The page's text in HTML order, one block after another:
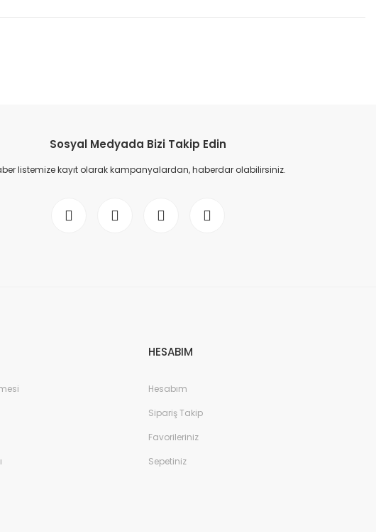
Sosyal Medyada Bizi Takip Edin
listemize kayıt olarak kampanyalardan, haberdar olabilirsiniz.
HESABIM
Hesabım
Sipariş Takip
Favorileriniz
Sepetiniz